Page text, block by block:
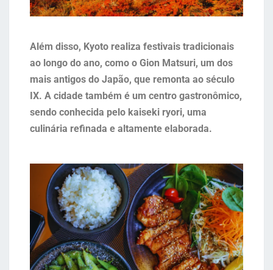
Além disso, Kyoto realiza festivais tradicionais
ao longo do ano, como o Gion Matsuri, um dos
mais antigos do Japão, que remonta ao século
IX. A cidade também é um centro gastronômico,
sendo conhecida pelo kaiseki ryori, uma
culinária refinada e altamente elaborada.